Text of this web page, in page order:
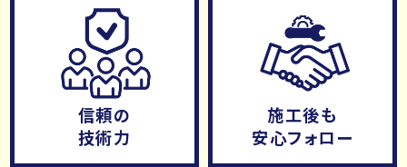
信頼の
技術力
施工後も
安心フォロー